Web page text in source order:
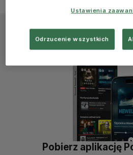
Pobierz aplikację
Ustawienia
Odrzucenie wszystkich